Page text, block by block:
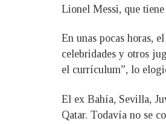
Lionel Messi, que tiene
En unas pocas horas,
celebridades y otros
el currículum”, lo
El ex Bahía, Sevilla,
Qatar. Todavía no se